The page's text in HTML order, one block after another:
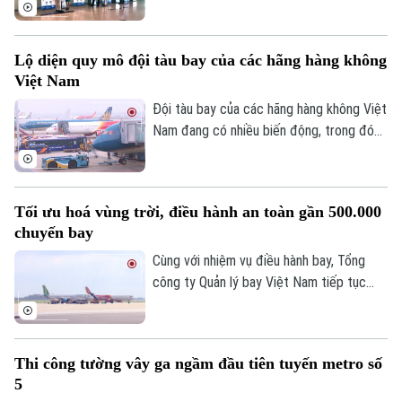
Tư vấn sức khỏe
Quần vợt
Golf
Sao
Điện ảnh
Thời trang
Âm nhạc
Đã phát sóng
làm thủ tục hàng không tự động ngày
Lộ diện quy mô đội tàu bay của các hãng hàng không
Việt Nam
Đội tàu bay của các hãng hàng không Việt
Nam đang có nhiều biến động, trong đó
Tối ưu hoá vùng trời, điều hành an toàn gần 500.000
chuyến bay
Cùng với nhiệm vụ điều hành bay, Tổng
công ty Quản lý bay Việt Nam tiếp tục
Thi công tường vây ga ngầm đầu tiên tuyến metro số
5